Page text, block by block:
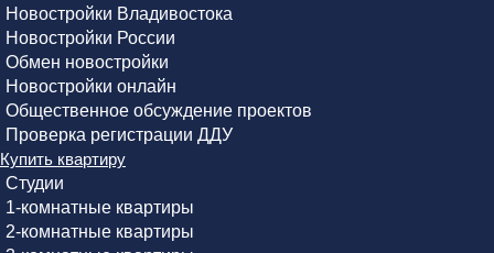
Новостройки Владивостока
Новостройки России
Обмен новостройки
Новостройки онлайн
Общественное обсуждение проектов
Проверка регистрации ДДУ
Купить квартиру
Студии
1-комнатные квартиры
2-комнатные квартиры